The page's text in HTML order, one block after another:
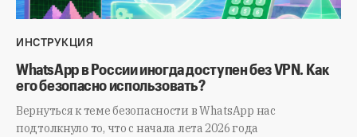
ИНСТРУКЦИЯ
WhatsApp в России иногда доступен без VPN. Как
его безопасно использовать?
Вернуться к теме безопасности в WhatsApp нас
подтолкнуло то, что с начала лета 2026 года